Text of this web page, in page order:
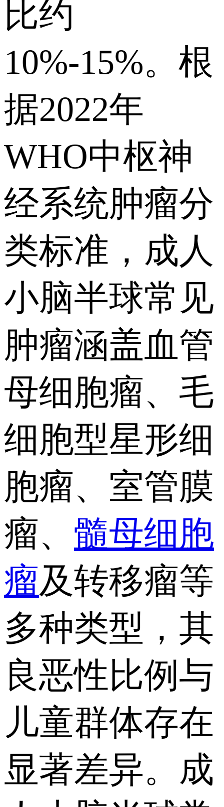
比约
10%-15%。根
据2022年
WHO中枢神
经系统肿瘤分
类标准，成人
小脑半球常见
肿瘤涵盖血管
母细胞瘤、毛
细胞型星形细
胞瘤、室管膜
瘤、 髓母细胞
瘤及转移瘤等
多种类型，其
良恶性比例与
儿童群体存在
显著差异。成